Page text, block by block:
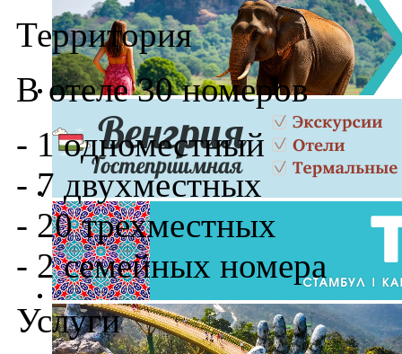
Территория
В отеле 30 номеров
- 1 одноместный
- 7 двухместных
- 20 трехместных
- 2 семейных номера
Услуги